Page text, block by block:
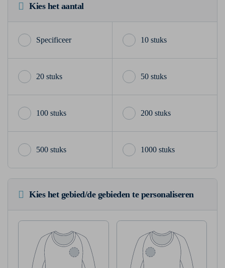
Kies het aantal
10 stuks
20 stuks 50 stuks
100 stuks 200 stuks
500 stuks 1000 stuks
Kies het gebied/de gebieden te personaliseren